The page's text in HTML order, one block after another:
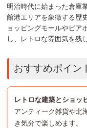
明治時代に始まった倉庫
館港エリアを象徴する歴
ョッピングモールやビア
し、レトロな雰囲気を残
おすすめポイン
レトロな建築とショッ
アンティーク雑貨や北
き気分で楽しめます。